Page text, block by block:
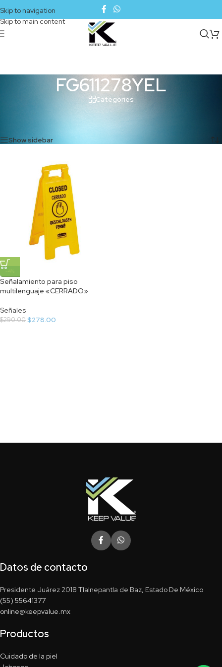
Skip to navigation
Skip to main content
FG611278YEL
Categories
Productos etiquetados “FG611278YEL”
Show sidebar
-4%
Señalamiento para piso
multilenguaje «CERRADO»
Señales
$290.00$278.00
Datos de contacto
Presidente Juárez 2018 Tlalnepantla de Baz, Estado De México
(55) 55641377
online@keepvalue.mx
Productos
Cuidado de la piel